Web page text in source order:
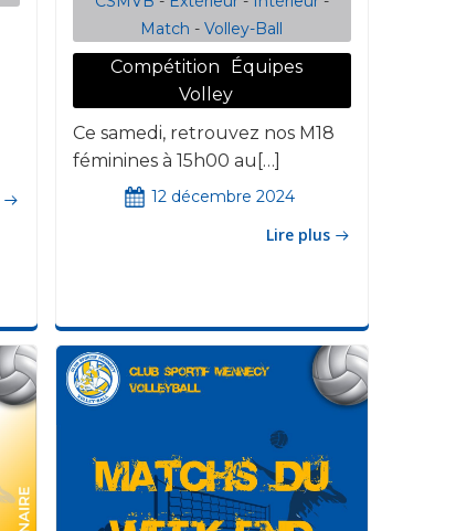
Match - Volley-Ball
Compétition
Équipes
Volley
Ce samedi, retrouvez nos M18
féminines à 15h00 au[…]
12 décembre 2024
Lire plus